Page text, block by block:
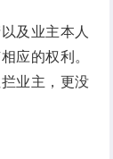
及业主本人
应的权利。
业主，更没